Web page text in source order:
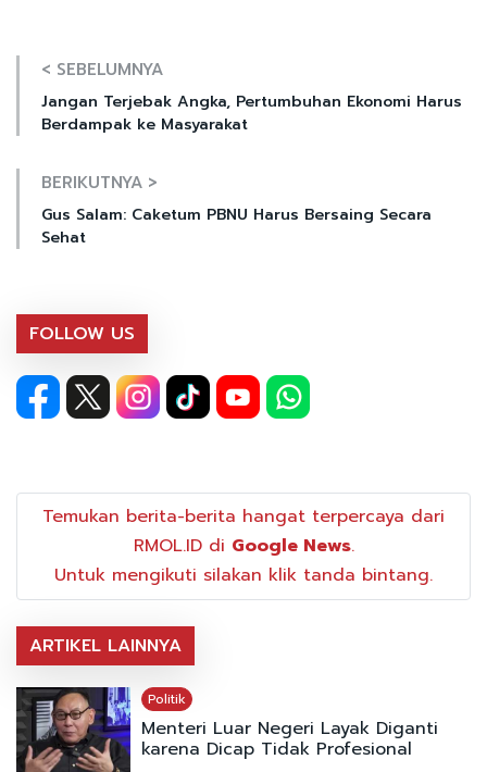
< SEBELUMNYA
Jangan Terjebak Angka, Pertumbuhan Ekonomi Harus
Berdampak ke Masyarakat
BERIKUTNYA >
Gus Salam: Caketum PBNU Harus Bersaing Secara
Sehat
FOLLOW US
Temukan berita-berita hangat terpercaya dari
RMOL.ID di Google News.
Untuk mengikuti silakan klik tanda bintang.
ARTIKEL LAINNYA
Politik
Menteri Luar Negeri Layak Diganti
karena Dicap Tidak Profesional